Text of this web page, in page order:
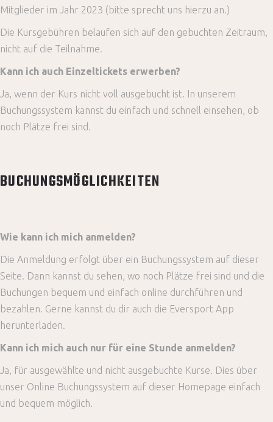
Mitglieder im Jahr 2023 (bitte sprecht uns hierzu an.)
Die Kursgebühren belaufen sich auf den gebuchten Zeitraum,
nicht auf die Teilnahme.
Kann ich auch Einzeltickets erwerben?
Ja, wenn der Kurs nicht voll ausgebucht ist. In unserem
Buchungssystem kannst du einfach und schnell einsehen, ob
noch Plätze frei sind.
BUCHUNGSMÖGLICHKEITEN
Wie kann ich mich anmelden?
Die Anmeldung erfolgt über ein Buchungssystem auf dieser
Seite. Dann kannst du sehen, wo noch Plätze frei sind und die
Buchungen bequem und einfach online durchführen und
bezahlen. Gerne kannst du dir auch die Eversport App
herunterladen.
Kann ich mich auch nur für eine Stunde anmelden?
Ja, für ausgewählte und nicht ausgebuchte Kurse. Dies über
unser Online Buchungssystem auf dieser Homepage einfach
und bequem möglich.